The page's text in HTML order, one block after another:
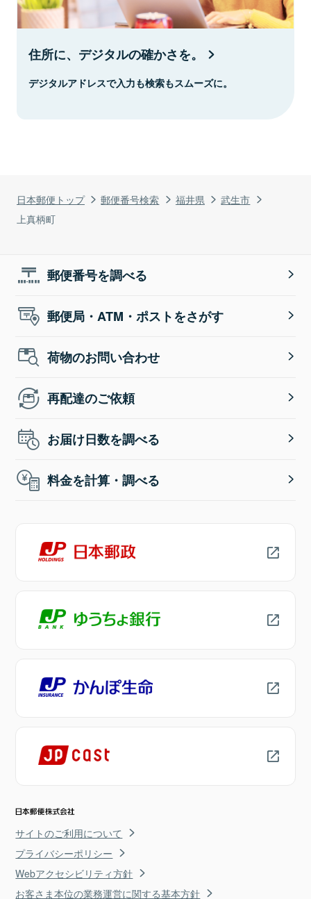
日本郵便トップ 郵便番号検索 福井県
武生市
上真柄町
住所に、デジタルの確かさを。
デジタルアドレスで入力も検索もスムーズに。
郵便番号を調べる
郵便局・ATM・ポストをさがす
荷物のお問い合わせ
再配達のご依頼
お届け日数を調べる
料金を計算・調べる
サイトのご利用について
プライバシーポリシー
Webアクセシビリティ方針
お客さま本位の業務運営に関する基本方針